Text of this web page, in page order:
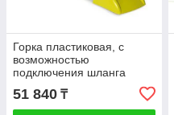
Горка пластиковая, с
возможностью
подключения шланга
51 840 ₸